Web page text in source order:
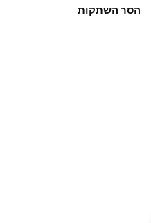
מקום אחר.